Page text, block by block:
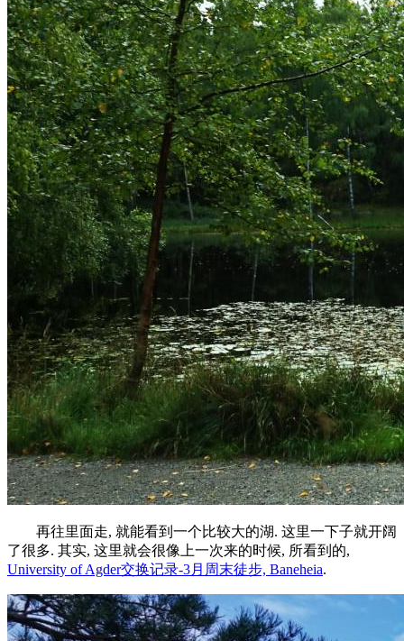
再往里面走, 就能看到一个比较大的湖. 这里一下子就开阔
了很多. 其实, 这里就会很像上一次来的时候, 所看到的,
University of Agder交换记录-3月周末徒步, Baneheia.